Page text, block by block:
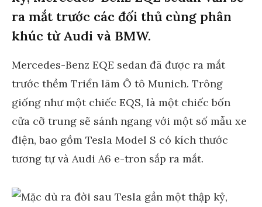
ra mắt trước các đối thủ cùng phân
khúc từ Audi và BMW.
Mercedes-Benz EQE sedan đã được ra mắt
trước thềm Triển lãm Ô tô Munich. Trông
giống như một chiếc EQS, là một chiếc bốn
cửa cỡ trung sẽ sánh ngang với một số mẫu xe
điện, bao gồm Tesla Model S có kích thước
tương tự và Audi A6 e-tron sắp ra mắt.